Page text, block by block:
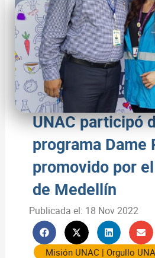
UNAC participó
programa Dame
promovido por
de Medellín
Publicada el: 18 Nov 2022
Misión UNAC | Orgullo